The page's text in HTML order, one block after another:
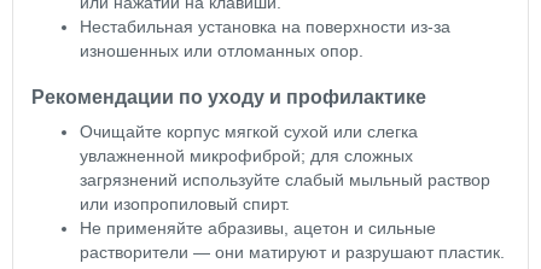
Нестабильная установка на поверхности из‑за
изношенных или отломанных опор.
Рекомендации по уходу и профилактике
Очищайте корпус мягкой сухой или слегка
увлажненной микрофиброй; для сложных
загрязнений используйте слабый мыльный раствор
или изопропиловый спирт.
Не применяйте абразивы, ацетон и сильные
растворители — они матируют и разрушают пластик.